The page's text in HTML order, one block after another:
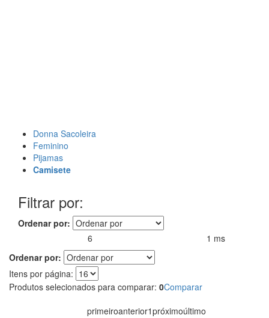
Donna Sacoleira
Feminino
Pijamas
Camisete
Filtrar por:
Ordenar por:
6
1 ms
Ordenar por:
Itens por página:
Produtos selecionados para comparar: 0Comparar
primeiroanterior1próximoúltimo